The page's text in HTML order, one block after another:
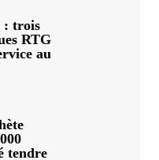
: trois
RTG
au
tendre